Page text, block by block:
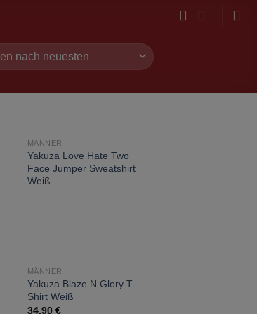
zur
hinzufügen
NICHT VORRÄTIG
MÄNNER
Yakuza Love Hate Two
Face Jumper Sweatshirt
Weiß
Wunschliste
MÄNNER
Yakuza Blaze N Glory T-
Shirt Weiß
34,90 €